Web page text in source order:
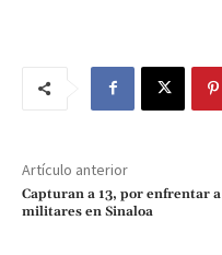
Artículo anterior
Capturan a 13, por enfrentar a
militares en Sinaloa